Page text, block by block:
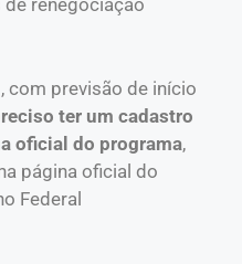
renegociação
com previsão de início
ter um cadastro
oficial do programa,
página oficial do
Federal